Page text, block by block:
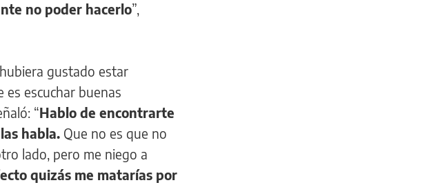
no poder hacerlo”,
gustado estar
escuchar buenas
“Hablo de encontrarte
habla. Que no es que no
lado, pero me niego a
quizás me matarías por